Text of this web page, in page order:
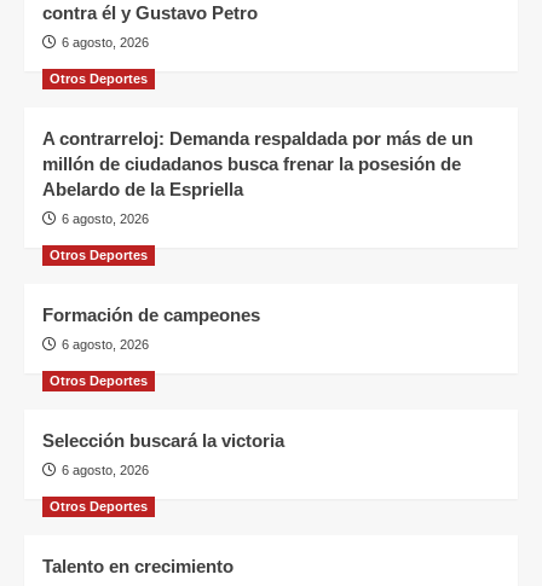
contra él y Gustavo Petro
6 agosto, 2026
Otros Deportes
A contrarreloj: Demanda respaldada por más de un
millón de ciudadanos busca frenar la posesión de
Abelardo de la Espriella
6 agosto, 2026
Otros Deportes
Formación de campeones
6 agosto, 2026
Otros Deportes
Selección buscará la victoria
6 agosto, 2026
Otros Deportes
Talento en crecimiento